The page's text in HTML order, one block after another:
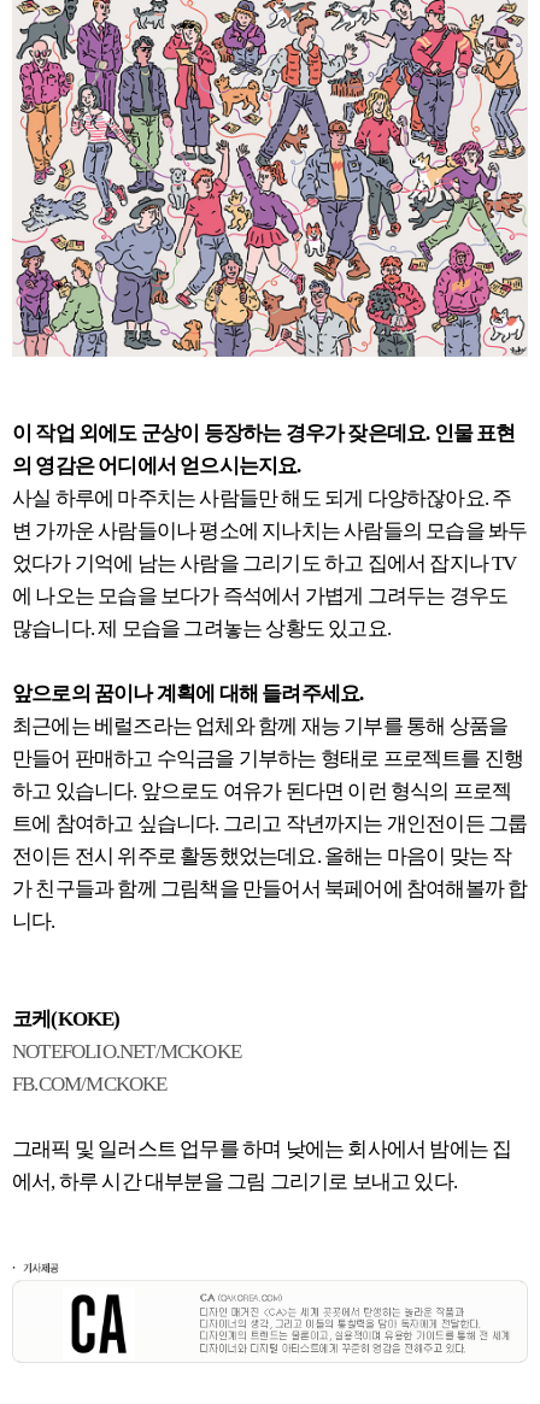
이 작업 외에도 군상이 등장하는 경우가 잦은데요. 인물 표현
의 영감은 어디에서 얻으시는지요.
사실 하루에 마주치는 사람들만 해도 되게 다양하잖아요. 주
변 가까운 사람들이나 평소에 지나치는 사람들의 모습을 봐두
었다가 기억에 남는 사람을 그리기도 하고 집에서 잡지나 TV
에 나오는 모습을 보다가 즉석에서 가볍게 그려두는 경우도
많습니다. 제 모습을 그려놓는 상황도 있고요.
앞으로의 꿈이나 계획에 대해 들려주세요.
최근에는 베럴즈라는 업체와 함께 재능 기부를 통해 상품을
만들어 판매하고 수익금을 기부하는 형태로 프로젝트를 진행
하고 있습니다. 앞으로도 여유가 된다면 이런 형식의 프로젝
트에 참여하고 싶습니다. 그리고 작년까지는 개인전이든 그룹
전이든 전시 위주로 활동했었는데요. 올해는 마음이 맞는 작
가 친구들과 함께 그림책을 만들어서 북페어에 참여해볼까 합
니다.
코케(KOKE)
NOTEFOLIO.NET/MCKOKE
FB.COM/MCKOKE
그래픽 및 일러스트 업무를 하며 낮에는 회사에서 밤에는 집
에서, 하루 시간 대부분을 그림 그리기로 보내고 있다.